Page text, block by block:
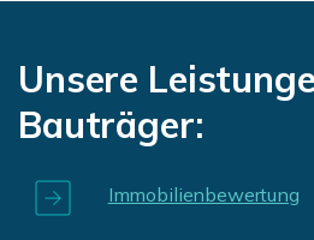
Unsere
Bauträger:
Immobilienbewertung